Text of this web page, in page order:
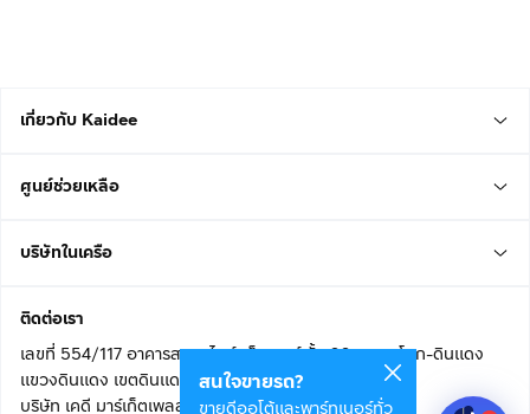
เกี่ยวกับ Kaidee
ศูนย์ช่วยเหลือ
บริษัทในเครือ
ติดต่อเรา
เลขที่ 554/117 อาคารสกายไนน์ เซ็นเตอร์ ชั้น 22 ถนนอโศก-ดินแดง
แขวงดินแดง เขตดินแดง
บริษัท เคดี มาร์เก็ตเพลส จำกัด (สำนักงานใหญ่)
สนใจขายรถ?
ขายดีออโต้และพาร์ทเนอร์ทั่ว